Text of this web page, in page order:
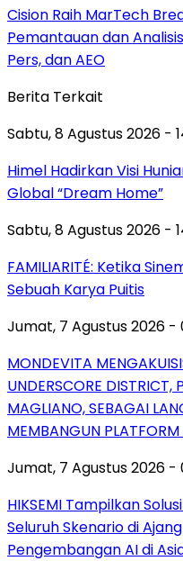
Cision Raih MarTech
Pemantauan dan
Pers, dan AEO
Berita Terkait
Sabtu, 8 Agustus 2026 -
Himel Hadirkan Visi
Global “Dream Home”
Sabtu, 8 Agustus 2026 -
FAMILIARITÉ: Ketika
Sebuah Karya Puitis
Jumat, 7 Agustus 2026 -
MONDEVITA
UNDERSCORE DISTRICT,
MAGLIANO, SEBAGAI
MEMBANGUN
Jumat, 7 Agustus 2026 -
HIKSEMI Tampilkan
Seluruh Skenario di
Pengembangan AI di